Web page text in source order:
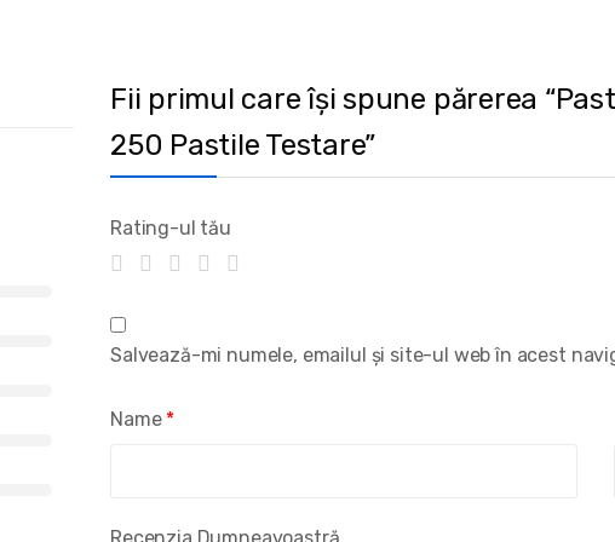
Fii primul care își spune părerea
250 Pastile Testare”
Rating-ul tău
Recenzia Dumneavoastră
Name *
Salvează-mi numele, emailul și site-ul web în acest